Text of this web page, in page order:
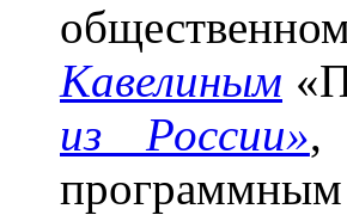
Кавелиным
из России»,
программным